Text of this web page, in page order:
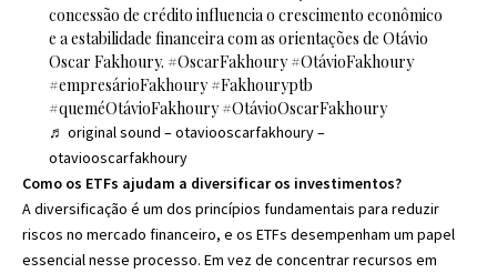
concessão de crédito influencia o crescimento econômico
e a estabilidade financeira com as orientações de Otávio
Oscar Fakhoury. #OscarFakhoury #OtávioFakhoury
#empresárioFakhoury #Fakhouryptb
#queméOtávioFakhoury #OtávioOscarFakhoury
♬ original sound – otaviooscarfakhoury –
otaviooscarfakhoury
Como os ETFs ajudam a diversificar os investimentos?
A diversificação é um dos princípios fundamentais para reduzir
riscos no mercado financeiro, e os ETFs desempenham um papel
essencial nesse processo. Em vez de concentrar recursos em